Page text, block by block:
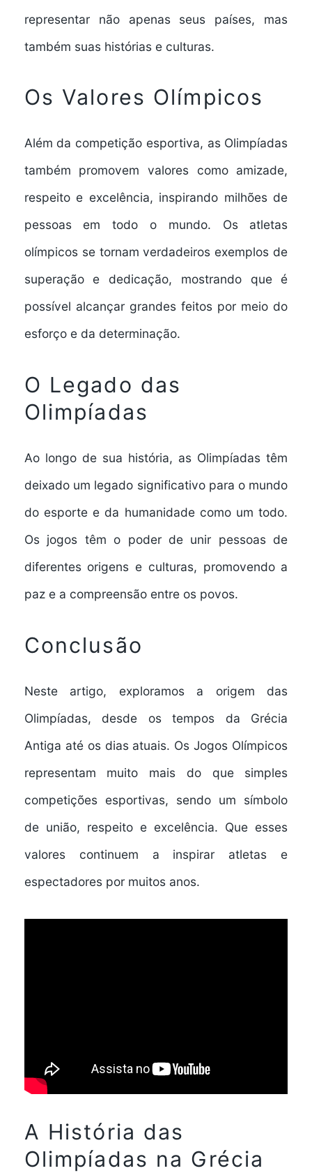
representar não apenas seus países, mas
também suas histórias e culturas.
Os Valores Olímpicos
Além da competição esportiva, as Olimpíadas
também promovem valores como amizade,
respeito e excelência, inspirando milhões de
pessoas em todo o mundo. Os atletas
olímpicos se tornam verdadeiros exemplos de
superação e dedicação, mostrando que é
possível alcançar grandes feitos por meio do
esforço e da determinação.
O Legado das
Olimpíadas
Ao longo de sua história, as Olimpíadas têm
deixado um legado significativo para o mundo
do esporte e da humanidade como um todo.
Os jogos têm o poder de unir pessoas de
diferentes origens e culturas, promovendo a
paz e a compreensão entre os povos.
Conclusão
Neste artigo, exploramos a origem das
Olimpíadas, desde os tempos da Grécia
Antiga até os dias atuais. Os Jogos Olímpicos
representam muito mais do que simples
competições esportivas, sendo um símbolo
de união, respeito e excelência. Que esses
valores continuem a inspirar atletas e
espectadores por muitos anos.
A História das
Olimpíadas na Grécia